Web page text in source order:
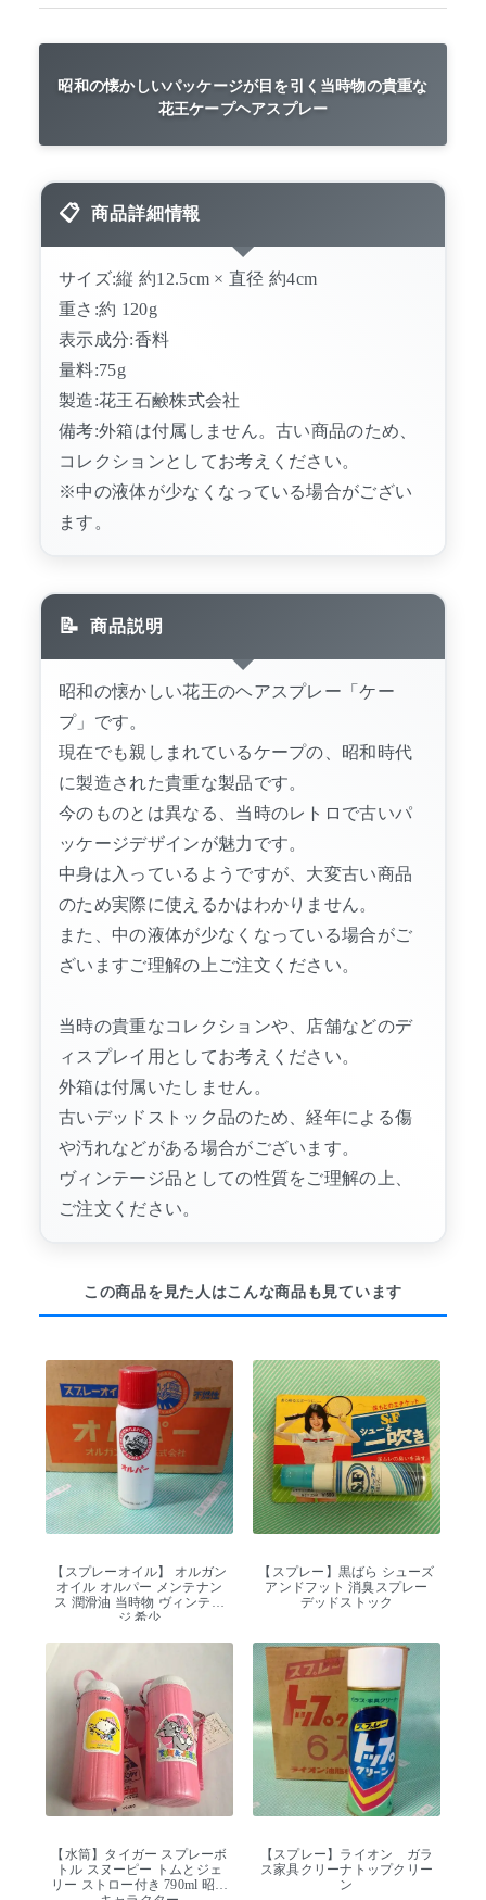
昭和の懐かしいパッケージが目を引く当時物の貴重な
花王ケープヘアスプレー
商品詳細情報
サイズ:縦 約12.5cm × 直径 約4cm
重さ:約 120g
表示成分:香料
量料:75g
製造:花王石鹸株式会社
備考:外箱は付属しません。古い商品のため、
コレクションとしてお考えください。
※中の液体が少なくなっている場合がござい
ます。
商品説明
昭和の懐かしい花王のヘアスプレー「ケー
プ」です。
現在でも親しまれているケープの、昭和時代
に製造された貴重な製品です。
今のものとは異なる、当時のレトロで古いパ
ッケージデザインが魅力です。
中身は入っているようですが、大変古い商品
のため実際に使えるかはわかりません。
また、中の液体が少なくなっている場合がご
ざいますご理解の上ご注文ください。
当時の貴重なコレクションや、店舗などのデ
ィスプレイ用としてお考えください。
外箱は付属いたしません。
古いデッドストック品のため、経年による傷
や汚れなどがある場合がございます。
ヴィンテージ品としての性質をご理解の上、
ご注文ください。
この商品を見た人はこんな商品も見ています
【スプレーオイル】 オルガン
オイル オルパー メンテナン
ス 潤滑油 当時物 ヴィンテー
ジ 希少
【スプレー】黒ばら シューズ
アンドフット 消臭スプレー
デッドストック
【水筒】タイガー スプレーボ
トル スヌーピー トムとジェ
リー ストロー付き 790ml 昭和
【スプレー】ライオン ガラ
ス家具クリーナトップクリー
ン